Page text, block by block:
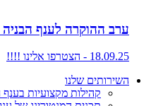
ערב ההוקרה לענף
18.09.25 - הצטרפו אלינו !!!!
השירותים שלנו
קהילות מקצועיות